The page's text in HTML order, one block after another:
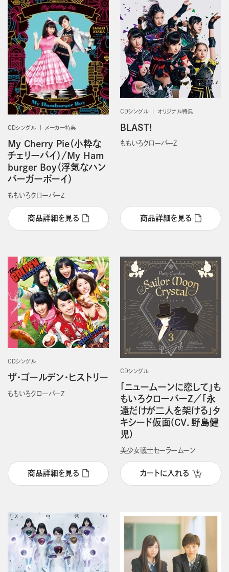
CDシングル メーカー特典
My Cherry Pie（小粋な
チェリーパイ）/My Ham
burger Boy（浮気なハン
バーガーボーイ）
ももいろクローバーＺ
商品詳細を見る
CDシングル オリジナル特典
BLAST!
ももいろクローバーＺ
商品詳細を見る
CDシングル
ザ・ゴールデン・ヒストリー
ももいろクローバーＺ
商品詳細を見る
CDシングル
「ニュームーンに恋して」も
もいろクローバーZ／「永
遠だけが二人を架ける」タ
キシード仮面(CV．野島健
児)
美少女戦士セーラームーン
カートに入れる